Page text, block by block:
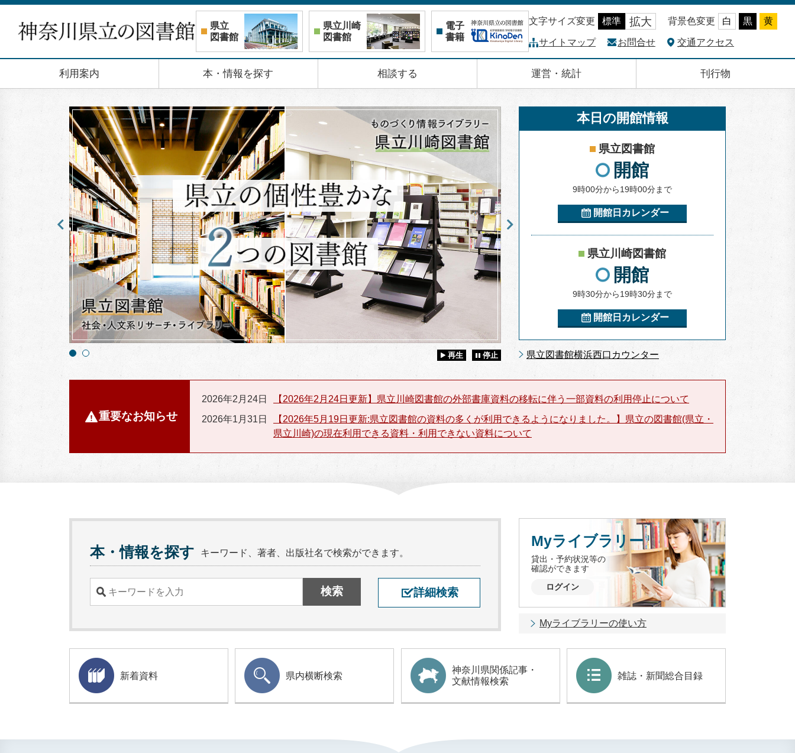
県立
図書館
県立川崎
図書館
電子
書籍
文字サイズ変更 標準 拡大 背景色変更 白 黒 黄
サイトマップ お問合せ 交通アクセス
利用案内 本・情報を探す 相談する 運営・統計 刊行物
再生 停止
本日の開館情報
県立図書館
開館
9時00分から19時00分まで
開館日カレンダー
県立川崎図書館
開館
9時30分から19時30分まで
開館日カレンダー
県立図書館横浜西口カウンター
重要なお知らせ
2026年2月24日
【2026年2月24日更新】県立川崎図書館の外部書庫資料の移転に伴う一部資料の利用停止について
2026年1月31日
【2026年5月19日更新:県立図書館の資料の多くが利用できるようになりました。】県立の図書館(県立・
県立川崎)の現在利用できる資料・利用できない資料について
本・情報を探す キーワード、著者、出版社名で検索ができます。
詳細検索
Myライブラリー
貸出・予約状況等の
確認ができます
ログイン
Myライブラリーの使い方
新着資料 県内横断検索
神奈川県関係記事・
文献情報検索
雑誌・新聞総合目録